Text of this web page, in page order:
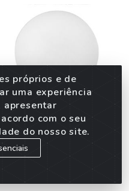
M 30 RED DISCO 30CM
BRANCO 200UN
próprios e de
uma experiência
apresentar
com o seu
do nosso site.